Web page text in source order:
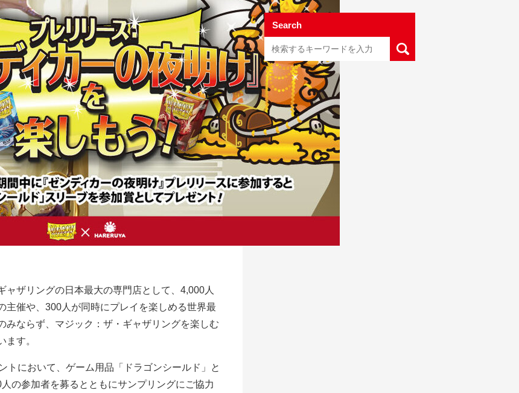
ャザリングの日本最大の専門店として、4,000人
主催や、300人が同時にプレイを楽しめる世界最
みならず、マジック：ザ・ギャザリングを楽しむ
ます。
トにおいて、ゲーム用品「ドラゴンシールド」と
の参加者を募るとともにサンプリングにご協力
Search